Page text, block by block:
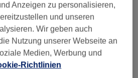
Anzeigen zu personalisieren,
und unseren
Wir geben auch
Nutzung unserer Webseite an
Medien, Werbung und
Richtlinien